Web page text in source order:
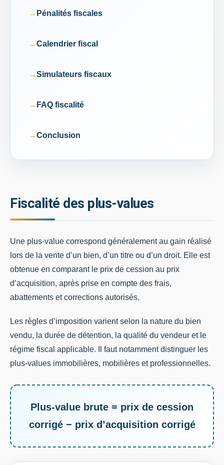
Pénalités fiscales
Calendrier fiscal
Simulateurs fiscaux
FAQ fiscalité
Conclusion
Fiscalité des plus-values
Une plus-value correspond généralement au gain réalisé
lors de la vente d’un bien, d’un titre ou d’un droit. Elle est
obtenue en comparant le prix de cession au prix
d’acquisition, après prise en compte des frais,
abattements et corrections autorisés.
Les règles d’imposition varient selon la nature du bien
vendu, la durée de détention, la qualité du vendeur et le
régime fiscal applicable. Il faut notamment distinguer les
plus-values immobilières, mobilières et professionnelles.
Plus-value brute = prix de cession
corrigé − prix d’acquisition corrigé